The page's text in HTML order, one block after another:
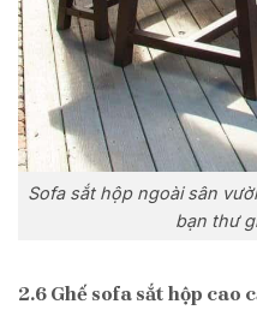
Sofa sắt hộp ngoài sân
bạn thư
2.6 Ghế sofa sắt hộp cao